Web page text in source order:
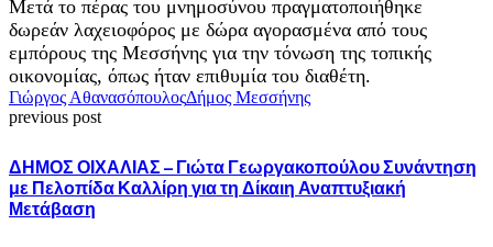
Μετά το πέρας του μνημοσύνου πραγματοποιήθηκε
δωρεάν λαχειοφόρος με δώρα αγορασμένα από τους
εμπόρους της Μεσσήνης για την τόνωση της τοπικής
οικονομίας, όπως ήταν επιθυμία του διαθέτη.
Γιώργος ΑθανασόπουλοςΔήμος Μεσσήνης
previous post
ΔΗΜΟΣ ΟΙΧΑΛΙΑΣ – Γιώτα Γεωργακοπούλου Συνάντηση
με Πελοπίδα Καλλίρη για τη Δίκαιη Αναπτυξιακή
Μετάβαση